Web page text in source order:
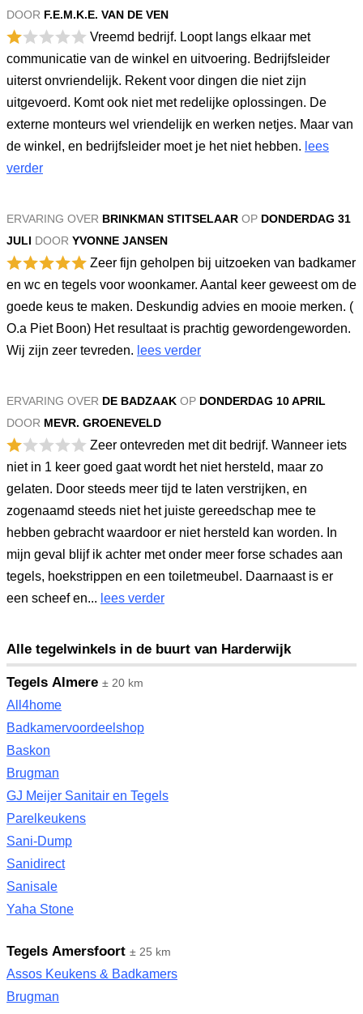
DOOR F.E.M.K.E. VAN DE VEN
Vreemd bedrijf. Loopt langs elkaar met
communicatie van de winkel en uitvoering. Bedrijfsleider
uiterst onvriendelijk. Rekent voor dingen die niet zijn
uitgevoerd. Komt ook niet met redelijke oplossingen. De
externe monteurs wel vriendelijk en werken netjes. Maar van
de winkel, en bedrijfsleider moet je het niet hebben. lees
verder
ERVARING OVER BRINKMAN STITSELAAR OP DONDERDAG 31
JULI DOOR YVONNE JANSEN
Zeer fijn geholpen bij uitzoeken van badkamer
en wc en tegels voor woonkamer. Aantal keer geweest om de
goede keus te maken. Deskundig advies en mooie merken. (
O.a Piet Boon) Het resultaat is prachtig gewordengeworden.
Wij zijn zeer tevreden. lees verder
ERVARING OVER DE BADZAAK OP DONDERDAG 10 APRIL
DOOR MEVR. GROENEVELD
Zeer ontevreden met dit bedrijf. Wanneer iets
niet in 1 keer goed gaat wordt het niet hersteld, maar zo
gelaten. Door steeds meer tijd te laten verstrijken, en
zogenaamd steeds niet het juiste gereedschap mee te
hebben gebracht waardoor er niet hersteld kan worden. In
mijn geval blijf ik achter met onder meer forse schades aan
tegels, hoekstrippen en een toiletmeubel. Daarnaast is er
een scheef en... lees verder
Alle tegelwinkels in de buurt van Harderwijk
Tegels Almere ± 20 km
All4home
Badkamervoordeelshop
Baskon
Brugman
GJ Meijer Sanitair en Tegels
Parelkeukens
Sani-Dump
Sanidirect
Sanisale
Yaha Stone
Tegels Amersfoort ± 25 km
Assos Keukens & Badkamers
Brugman